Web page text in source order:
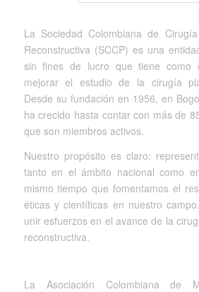
La Sociedad Colombiana de
Reconstructiva (SCCP) es una
sin fines de lucro que tiene como
mejorar el estudio de la cirugía
Desde su fundación en 1956, en
ha crecido hasta contar con más de
que son miembros activos.
Nuestro propósito es claro:
tanto en el ámbito nacional como
mismo tiempo que fomentamos el
éticas y científicas en nuestro
unir esfuerzos en el avance de la
reconstructiva.
La Asociación Colombiana de